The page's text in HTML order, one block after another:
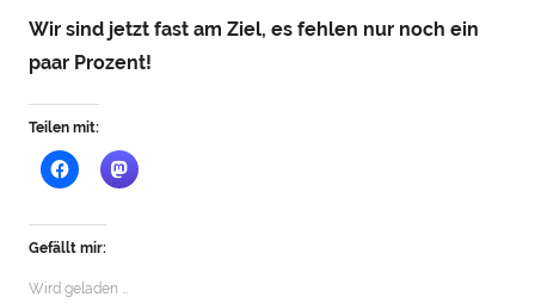
n
Wir sind jetzt fast am Ziel, es fehlen nur noch ein
paar Prozent!
Teilen mit:
Gefällt mir:
Wird geladen …